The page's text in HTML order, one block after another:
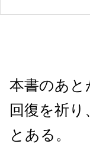
本書のあと
回復を祈
とある。